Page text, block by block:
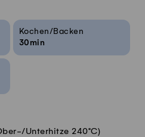
Kochen/Backen
30min
Unterhitze 240°C)